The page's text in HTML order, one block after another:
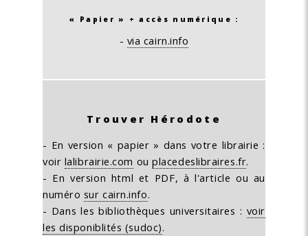
« Papier » + accès numérique :
- via cairn.info
Trouver Hérodote
- En version « papier » dans votre librairie :
voir lalibrairie.com ouplacedeslibraires.fr.
- En version html et PDF, à l'article ou au
numéro sur cairn.info.
- Dans les bibliothèques universitaires : voir
les disponiblités (sudoc).